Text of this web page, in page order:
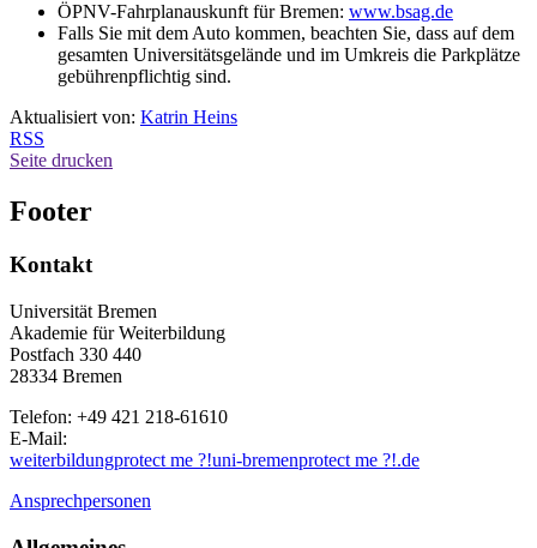
ÖPNV-Fahrplanauskunft für Bremen: www.bsag.de
Falls Sie mit dem Auto kommen, beachten Sie, dass auf dem
gesamten Universitätsgelände und im Umkreis die Parkplätze
gebührenpflichtig sind.
Aktualisiert von: Katrin Heins
RSS
Seite drucken
Footer
Kontakt
Universität Bremen
Akademie für Weiterbildung
Postfach 330 440
28334 Bremen
Telefon: +49 421 218-61610
E-Mail:
weiterbildungprotect me ?!uni-bremenprotect me ?!.de
Ansprechpersonen